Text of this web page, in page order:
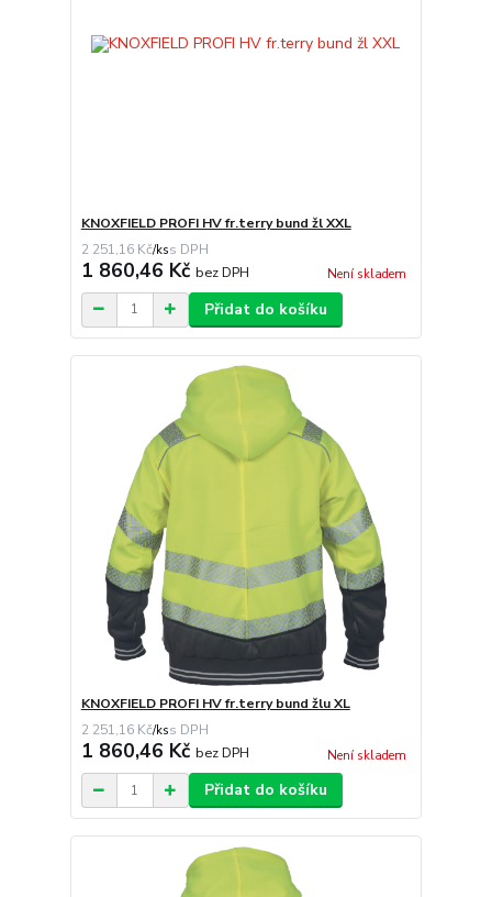
KNOXFIELD PROFI HV fr.terry bund žl XXL
2 251,16 Kč/ks
1 860,46 Kč bez DPH Není skladem
Přidat do košíku
KNOXFIELD PROFI HV fr.terry bund žlu XL
2 251,16 Kč/ks
1 860,46 Kč bez DPH Není skladem
Přidat do košíku